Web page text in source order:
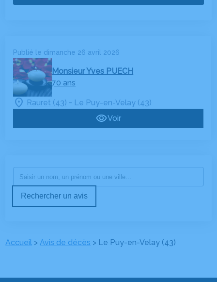
Publié le dimanche 26 avril 2026
Monsieur Yves PUECH
70 ans
Rauret (43) - Le Puy-en-Velay (43)
Voir
Rechercher un avis
Accueil >Avis de décès > Le Puy-en-Velay (43)